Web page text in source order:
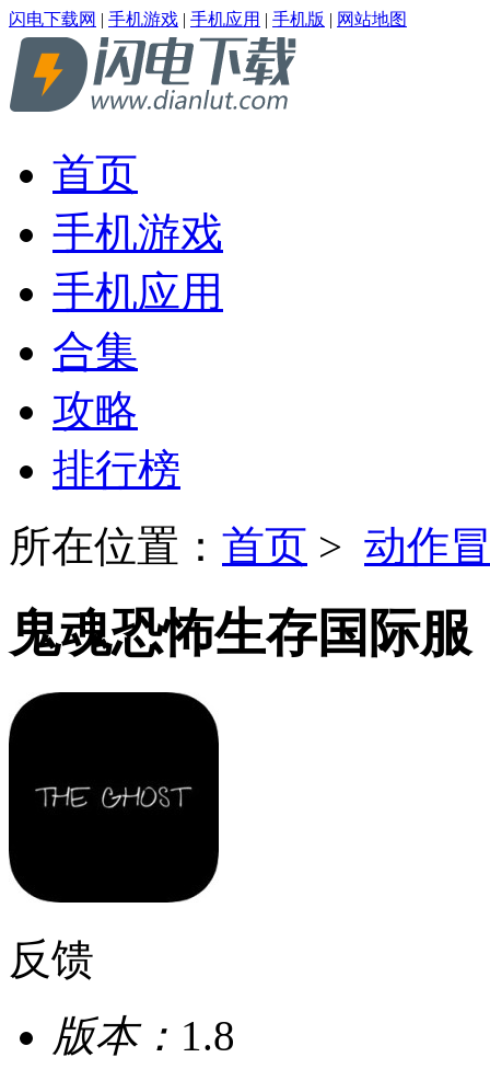
闪电下载网 | 手机游戏 | 手机应用 | 手机版 | 网站地图
首页
手机游戏
手机应用
合集
攻略
排行榜
所在位置： 首页 > 动作
鬼魂恐怖生存国际服
反馈
版本： 1.8